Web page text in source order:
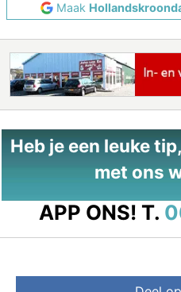
Maak
Heb je een leuke
met ons
APP ONS! T.